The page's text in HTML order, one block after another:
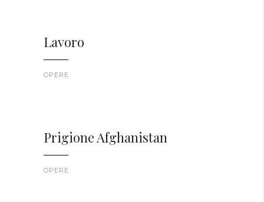
Lavoro
OPERE
Prigione Afghanistan
OPERE